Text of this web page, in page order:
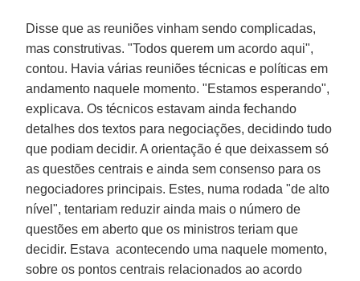
Disse que as reuniões vinham sendo complicadas,
mas construtivas. "Todos querem um acordo aqui",
contou. Havia várias reuniões técnicas e políticas em
andamento naquele momento. "Estamos esperando",
explicava. Os técnicos estavam ainda fechando
detalhes dos textos para negociações, decidindo tudo
que podiam decidir. A orientação é que deixassem só
as questões centrais e ainda sem consenso para os
negociadores principais. Estes, numa rodada "de alto
nível", tentariam reduzir ainda mais o número de
questões em aberto que os ministros teriam que
decidir. Estava acontecendo uma naquele momento,
sobre os pontos centrais relacionados ao acordo